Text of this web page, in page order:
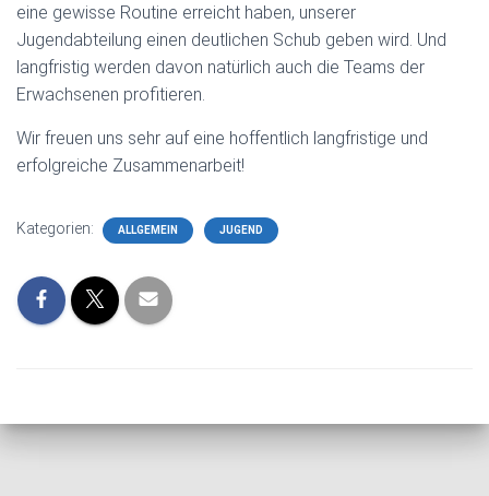
eine gewisse Routine erreicht haben, unserer
Jugendabteilung einen deutlichen Schub geben wird. Und
langfristig werden davon natürlich auch die Teams der
Erwachsenen profitieren.
Wir freuen uns sehr auf eine hoffentlich langfristige und
erfolgreiche Zusammenarbeit!
Kategorien: ALLGEMEIN JUGEND